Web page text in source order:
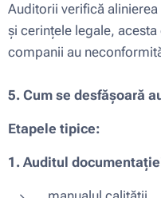
Auditorii verifică
și cerințele legale,
companii au
5. Cum se desfășoară
Etapele tipice:
1. Auditul